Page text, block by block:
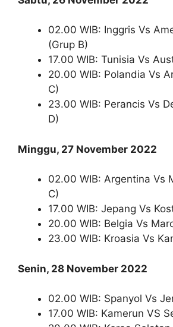
02.00 WIB: Inggris Vs
(Grup B)
17.00 WIB: Tunisia Vs
20.00 WIB: Polandia Vs
C)
23.00 WIB: Perancis Vs
D)
Minggu, 27 November 2022
02.00 WIB: Argentina Vs
C)
17.00 WIB: Jepang Vs
20.00 WIB: Belgia Vs
23.00 WIB: Kroasia Vs
Senin, 28 November 2022
02.00 WIB: Spanyol Vs
17.00 WIB: Kamerun VS